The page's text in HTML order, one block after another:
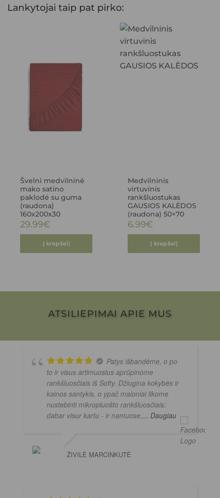
Lankytojai taip pat pirko:
Švelni medvilninė
mako satino
paklodė su guma
(raudona)
160x200x30
29.99€
Į krepšelį
Medvilninis
virtuvinis
rankšluostukas
GAUSIOS KALĖDOS
(raudona) 50×70
6.99€
Į krepšelį
ATSILIEPIMAI APIE MUS
Patys išbandėme, o po
to ir visus artimuosius aprūpinome
rankšluosčiais iš Softy. Džiugina kokybės ir
kainos santykis, o ypač maloniai likome
nustebinti mikropluošto rankšluosčiais:
dabar visur kartu - ir namuose,... Daugiau
ŽIVILĖ MARCINKUTĖ